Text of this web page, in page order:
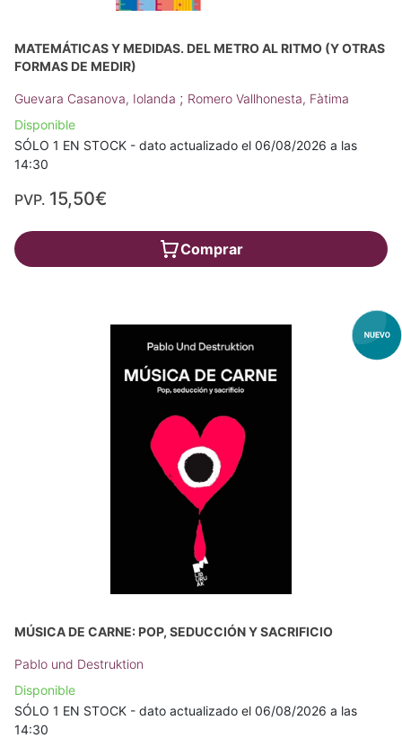
MATEMÁTICAS Y MEDIDAS. DEL METRO AL RITMO (Y OTRAS
FORMAS DE MEDIR)
Guevara Casanova, Iolanda ; Romero Vallhonesta, Fàtima
Disponible
SÓLO 1 EN STOCK - dato actualizado el 06/08/2026 a las
14:30
PVP. 15,50€
Comprar
MÚSICA DE CARNE: POP, SEDUCCIÓN Y SACRIFICIO
Pablo und Destruktion
Disponible
SÓLO 1 EN STOCK - dato actualizado el 06/08/2026 a las
14:30